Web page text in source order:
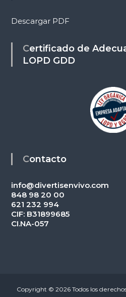
Descargar PDF
Certificado de Adecuación a la RGPD y
LOPD GDD
Contacto
info@divertisenvivo.com
848 98 20 00
621 232 994
CIF: B31899685
CI.NA-057
Copyright © 2026 Todos los